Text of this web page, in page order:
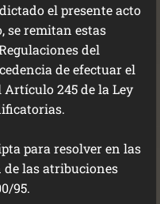
el presente acto
remitan estas
del
de efectuar el
245 de la Ley
para resolver en las
de las atribuciones
95.